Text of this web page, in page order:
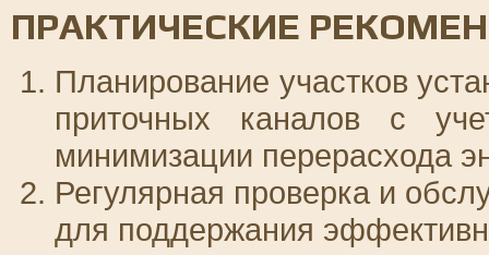
ПРАКТИЧЕСКИЕ
Планирование участков
приточных каналов с
минимизации перерасхода
Регулярная проверка и
для поддержания